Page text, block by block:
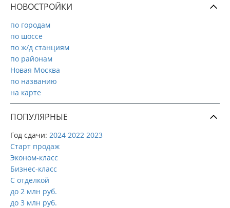
НОВОСТРОЙКИ
по городам
по шоссе
по ж/д станциям
по районам
Новая Москва
по названию
на карте
ПОПУЛЯРНЫЕ
Год сдачи: 2024 2022 2023
Старт продаж
Эконом-класс
Бизнес-класс
С отделкой
до 2 млн руб.
до 3 млн руб.